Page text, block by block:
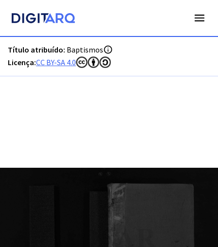
Título atribuído: Baptismos
Licença:CC BY-SA 4.0